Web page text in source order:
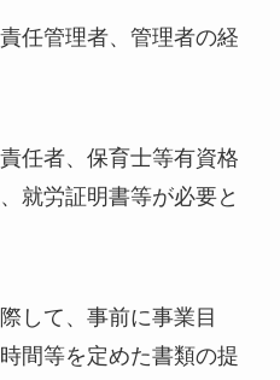
任管理者、管理者の経
任者、保育士等有資格
就労証明書等が必要と
して、事前に事業目
間等を定めた書類の提